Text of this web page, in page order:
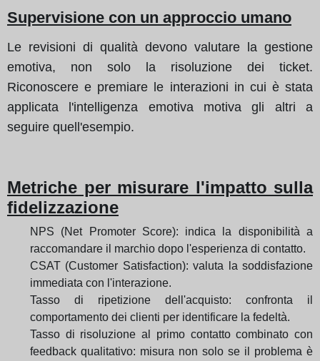
Supervisione con un approccio umano
Le revisioni di qualità devono valutare la gestione
emotiva, non solo la risoluzione dei ticket.
Riconoscere e premiare le interazioni in cui è stata
applicata l'intelligenza emotiva motiva gli altri a
seguire quell'esempio.
Metriche per misurare l'impatto sulla
fidelizzazione
NPS (Net Promoter Score): indica la disponibilità a
raccomandare il marchio dopo l'esperienza di contatto.
CSAT (Customer Satisfaction): valuta la soddisfazione
immediata con l'interazione.
Tasso di ripetizione dell'acquisto: confronta il
comportamento dei clienti per identificare la fedeltà.
Tasso di risoluzione al primo contatto combinato con
feedback qualitativo: misura non solo se il problema è